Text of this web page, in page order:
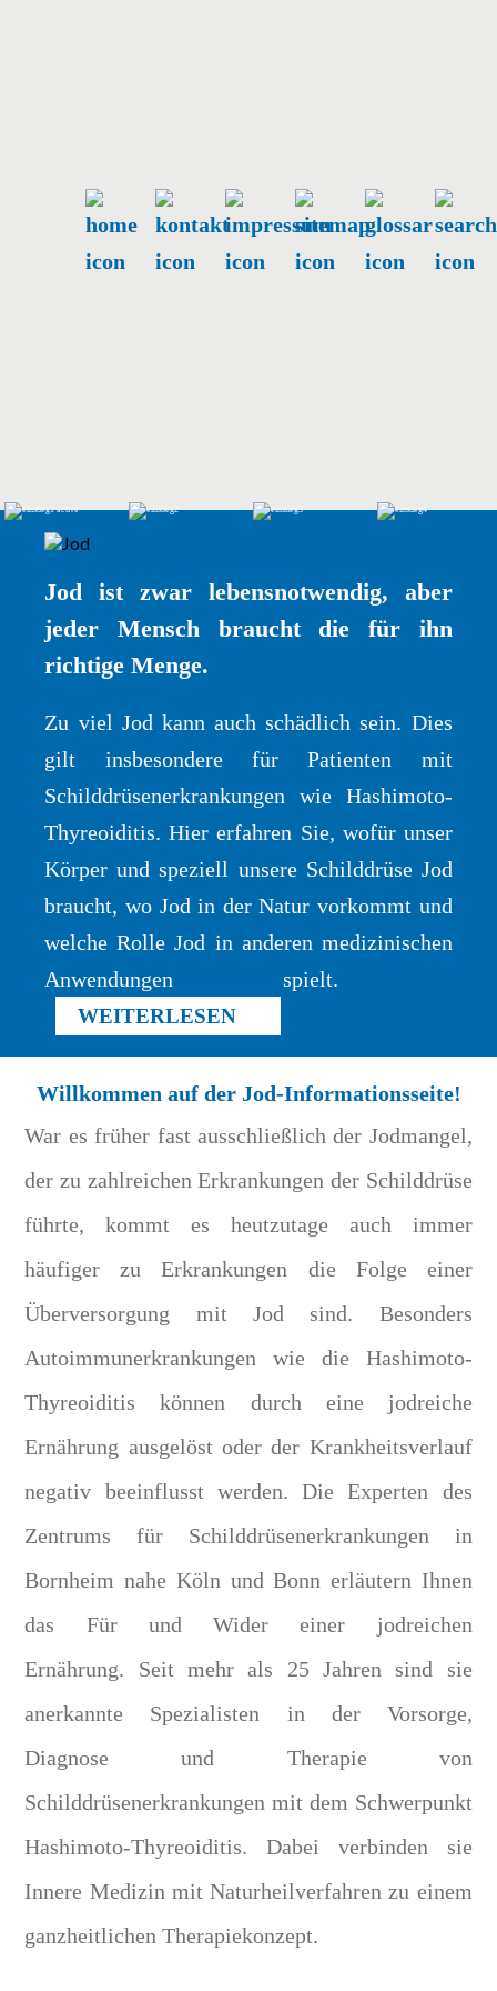
Jod ist zwar lebensnotwendig, aber
jeder Mensch braucht die für ihn
richtige Menge.
Zu viel Jod kann auch schädlich sein. Dies
gilt insbesondere für Patienten mit
Schilddrüsenerkrankungen wie Hashimoto-
Thyreoiditis. Hier erfahren Sie, wofür unser
Körper und speziell unsere Schilddrüse Jod
braucht, wo Jod in der Natur vorkommt und
welche Rolle Jod in anderen medizinischen
Anwendungen spielt.
WEITERLESEN
Willkommen auf der Jod-Informationsseite!
War es früher fast ausschließlich der Jodmangel,
der zu zahlreichen Erkrankungen der Schilddrüse
führte, kommt es heutzutage auch immer
häufiger zu Erkrankungen die Folge einer
Überversorgung mit Jod sind. Besonders
Autoimmunerkrankungen wie die Hashimoto-
Thyreoiditis können durch eine jodreiche
Ernährung ausgelöst oder der Krankheitsverlauf
negativ beeinflusst werden. Die Experten des
Zentrums für Schilddrüsenerkrankungen in
Bornheim nahe Köln und Bonn erläutern Ihnen
das Für und Wider einer jodreichen
Ernährung. Seit mehr als 25 Jahren sind sie
anerkannte Spezialisten in der Vorsorge,
Diagnose und Therapie von
Schilddrüsenerkrankungen mit dem Schwerpunkt
Hashimoto-Thyreoiditis. Dabei verbinden sie
Innere Medizin mit Naturheilverfahren zu einem
ganzheitlichen Therapiekonzept.